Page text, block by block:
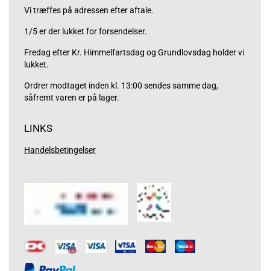
Vi træffes på adressen efter aftale.
1/5 er der lukket for forsendelser.
Fredag efter Kr. Himmelfartsdag og Grundlovsdag holder vi
lukket.
Ordrer modtaget inden kl. 13:00 sendes samme dag,
såfremt varen er på lager.
LINKS
Handelsbetingelser